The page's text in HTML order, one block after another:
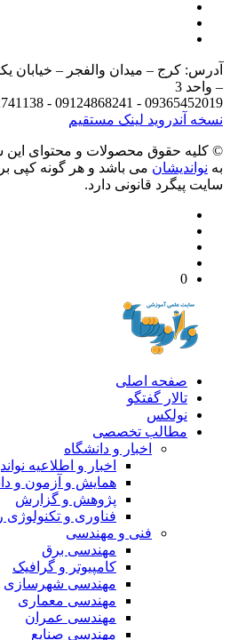
3
09365452019 - 09124868241 -
آندرویدلینک مستقیم
حقوق محصولات و محتوای اين
می باشد و هر گونه کپی
پیگرد قانونی دارد.
صفحه اصلی
تالار گفتگو
نولکس
مطالب تخصصی
اخبار و دانشگاه
اخبار و اطلاعیه
همایش و آزمون و
پژوهش و گزارش
فناوری و تکنولوژی روز
فنی و مهندسی
مهندسی برق
کامپیوتر و گرافیک
مهندسی شهرسازی
مهندسی معماری
مهندسی عمران
مهندسی صنایع